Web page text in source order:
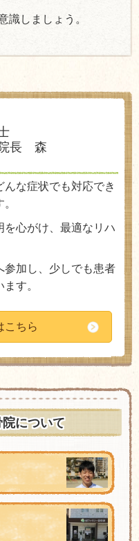
識しましょう。
長 森
な症状でも対応でき
を心がけ、最適なリハ
参加し、少しでも患者
す。
こちら
について